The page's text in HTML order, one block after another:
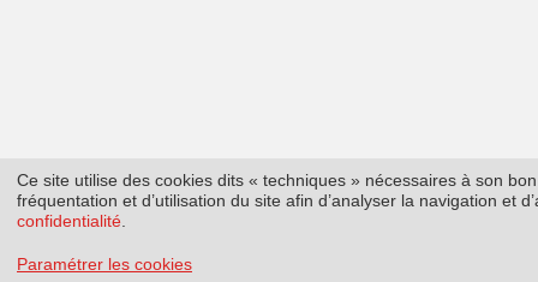
Ce site utilise des cookies dits « techniques » nécessaires à son
fréquentation et d’utilisation du site afin d’analyser la navigation et
confidentialité
Paramétrer les cookies